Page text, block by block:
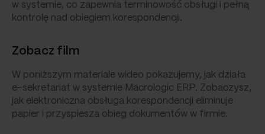
w systemie, co zapewnia terminowość obsługi i pełną
kontrolę nad obiegiem korespondencji.
Zobacz film
W poniższym materiale wideo pokazujemy, jak działa
e-sekretariat w systemie Macrologic ERP. Zobaczysz,
jak elektroniczna obsługa korespondencji eliminuje
papier i przyspiesza obieg dokumentów w firmie.